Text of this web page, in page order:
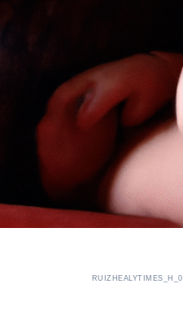
RUIZHEALYTIMES_H_0